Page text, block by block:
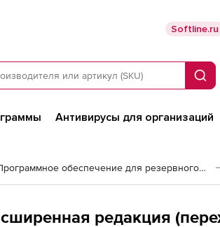
Softline.ru
Антивирусы для организаций
Программное обеспечение для резервного копирования
редакция